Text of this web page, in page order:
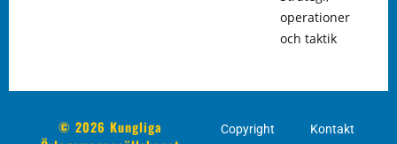
operationer
och taktik
© 2026 Kungliga
Copyright Kontakt